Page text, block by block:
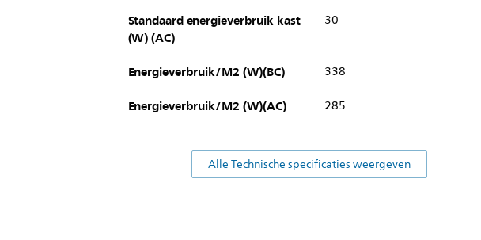
Standaard energieverbruik kast
(W) (AC)
30
Energieverbruik/M2 (W)(BC) 338
Energieverbruik/M2 (W)(AC) 285
Alle Technische specificaties weergeven